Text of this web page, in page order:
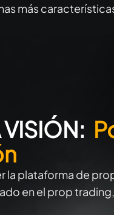
más
VISIÓN:
la plataforma de
en el prop